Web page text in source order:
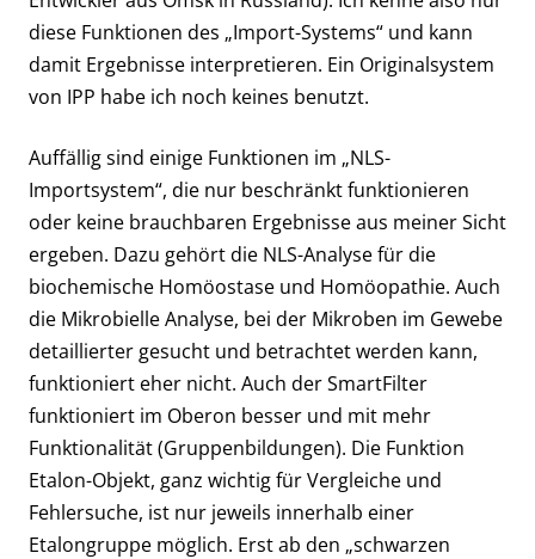
diese Funktionen des „Import-Systems“ und kann
damit Ergebnisse interpretieren. Ein Originalsystem
von IPP habe ich noch keines benutzt.
Auffällig sind einige Funktionen im „NLS-
Importsystem“, die nur beschränkt funktionieren
oder keine brauchbaren Ergebnisse aus meiner Sicht
ergeben. Dazu gehört die NLS-Analyse für die
biochemische Homöostase und Homöopathie. Auch
die Mikrobielle Analyse, bei der Mikroben im Gewebe
detaillierter gesucht und betrachtet werden kann,
funktioniert eher nicht. Auch der SmartFilter
funktioniert im Oberon besser und mit mehr
Funktionalität (Gruppenbildungen). Die Funktion
Etalon-Objekt, ganz wichtig für Vergleiche und
Fehlersuche, ist nur jeweils innerhalb einer
Etalongruppe möglich. Erst ab den „schwarzen